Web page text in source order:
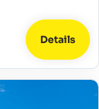
Details